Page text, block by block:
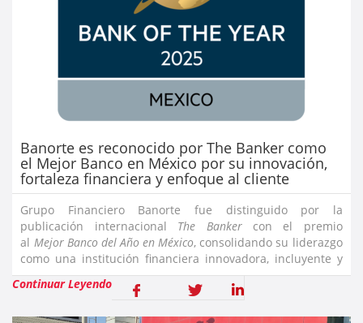
Banorte es reconocido por The Banker como
el Mejor Banco en México por su innovación,
fortaleza financiera y enfoque al cliente
Grupo Financiero Banorte fue distinguido por la
publicación internacional The Bankercon el premio
al Mejor Banco del Año en México, consolidando su liderazgo
como una institución financiera innovadora, incluyente y
centrada en el cliente.Carlos Hank González, Presidente
del
Continuar Leyendo